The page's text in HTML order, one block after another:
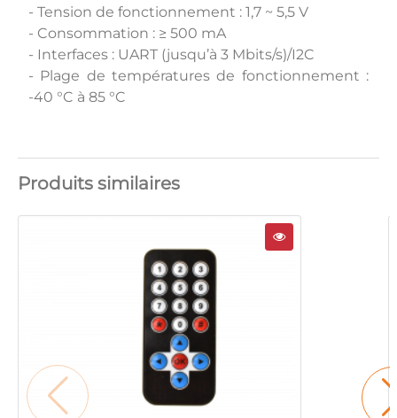
- Tension de fonctionnement : 1,7 ~ 5,5 V
- Consommation : ≥ 500 mA
- Interfaces : UART (jusqu’à 3 Mbits/s)/I2C
- Plage de températures de fonctionnement :
-40 °C à 85 °C
Produits similaires